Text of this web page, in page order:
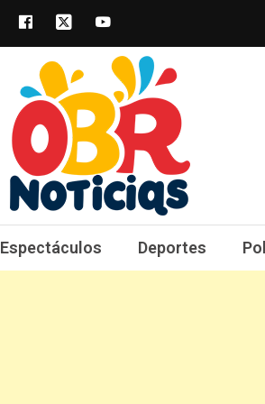
obrnoticias.com
obr noticias noticias, entretenimiento y
Espectáculos Deportes